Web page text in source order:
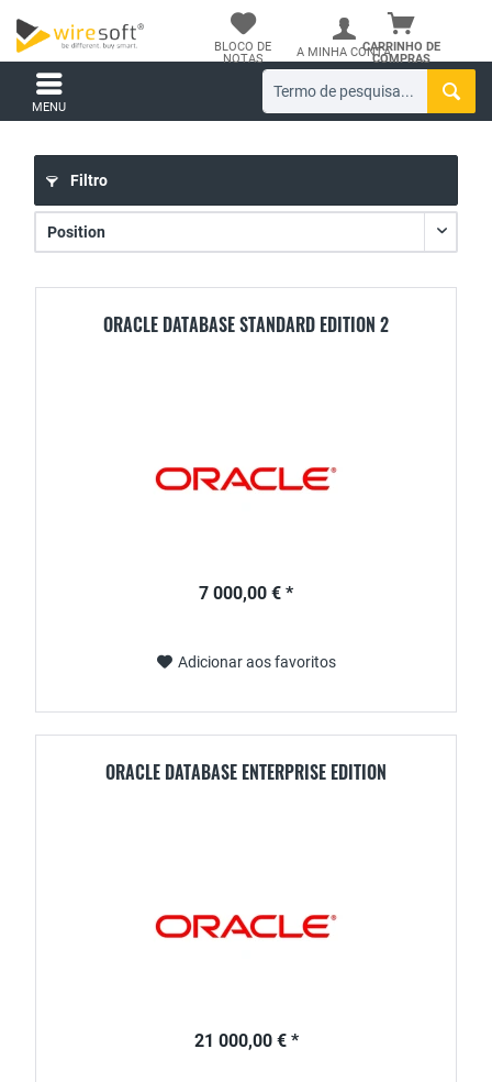
CARRINHO DE
COMPRAS
BLOCO DE
NOTAS
A MINHA CONTA
MENU
Filtro
ORACLE DATABASE STANDARD EDITION 2
7 000,00 € *
Adicionar aos favoritos
ORACLE DATABASE ENTERPRISE EDITION
21 000,00 € *